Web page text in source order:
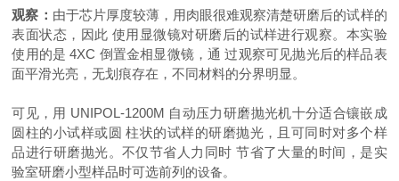
观察： 由于芯片厚度较薄，用肉眼很难观察清楚研磨后的试样的
表面状态，因此 使用显微镜对研磨后的试样进行观察。本实验
使用的是 4XC 倒置金相显微镜，通 过观察可见抛光后的样品表
面平滑光亮，无划痕存在，不同材料的分界明显。
可见，用 UNIPOL-1200M 自动压力研磨抛光机十分适合镶嵌成
圆柱的小试样或圆 柱状的试样的研磨抛光，且可同时对多个样
品进行研磨抛光。不仅节省人力同时 节省了大量的时间，是实
验室研磨小型样品时可选前列 的设备。